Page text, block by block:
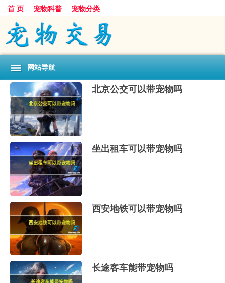
首 页 宠物科普 宠物分类
网站导航
北京公交可以带宠物吗
坐出租车可以带宠物吗
西安地铁可以带宠物吗
长途客车能带宠物吗